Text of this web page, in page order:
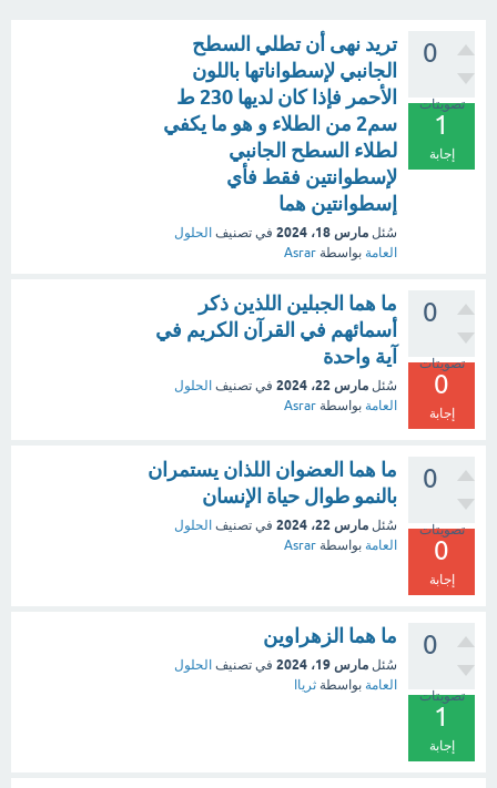
0
تصويتات
1
إجابة
تريد نهى أن تطلي السطح
الجانبي لإسطواناتها باللون
الأحمر فإذا كان لديها 230 ط
سم2 من الطلاء و هو ما يكفي
لطلاء السطح الجانبي
لإسطوانتين فقط فأي
إسطوانتين هما
سُئل مارس 18، 2024 في تصنيف الحلول
العامة بواسطة Asrar
0
تصويتات
0
إجابة
ما هما الجبلين اللذين ذكر
أسمائهم في القرآن الكريم في
آية واحدة
سُئل مارس 22، 2024 في تصنيف الحلول
العامة بواسطة Asrar
0
تصويتات
0
إجابة
ما هما العضوان اللذان يستمران
بالنمو طوال حياة الإنسان
سُئل مارس 22، 2024 في تصنيف الحلول
العامة بواسطة Asrar
0
تصويتات
1
إجابة
ما هما الزهراوين
سُئل مارس 19، 2024 في تصنيف الحلول
العامة بواسطة ثرياا